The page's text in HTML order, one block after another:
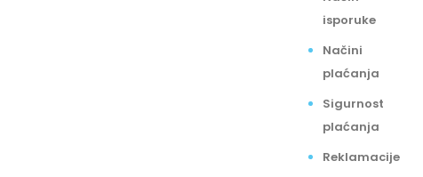
isporuke
Načini
plaćanja
Sigurnost
plaćanja
Reklamacije